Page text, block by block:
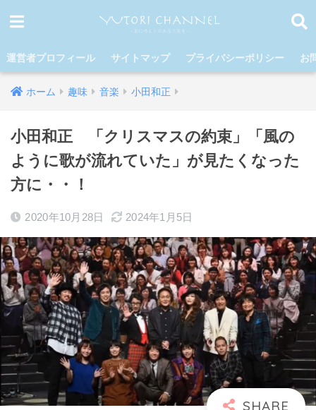
運営者プロフィール サイトマップ プライバシーポリシー お
ホーム 趣味 音楽 小田和正
小田和正 「クリスマスの約束」「風の
ように歌が流れていた」が見たくなった
方に・・！
2020年10月28日 2024年1月5日